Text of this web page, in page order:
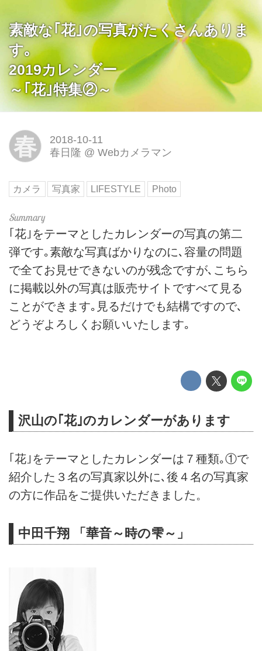
素敵な｢花｣の写真がたくさんありま
す｡
2019カレンダー
～｢花｣特集②～
春
2018-10-11
春日隆 @ Webカメラマン
カメラ 写真家 LIFESTYLE Photo
｢花｣をテーマとしたカレンダーの写真の第二
弾です｡素敵な写真ばかりなのに､容量の問題
で全てお見せできないのが残念ですが､こちら
に掲載以外の写真は販売サイトですべて見る
ことができます｡見るだけでも結構ですので､
どうぞよろしくお願いいたします｡
沢山の｢花｣のカレンダーがあります
｢花｣をテーマとしたカレンダーは７種類｡①で
紹介した３名の写真家以外に､後４名の写真家
の方に作品をご提供いただきました。
中田千翔 「華音～時の雫～」